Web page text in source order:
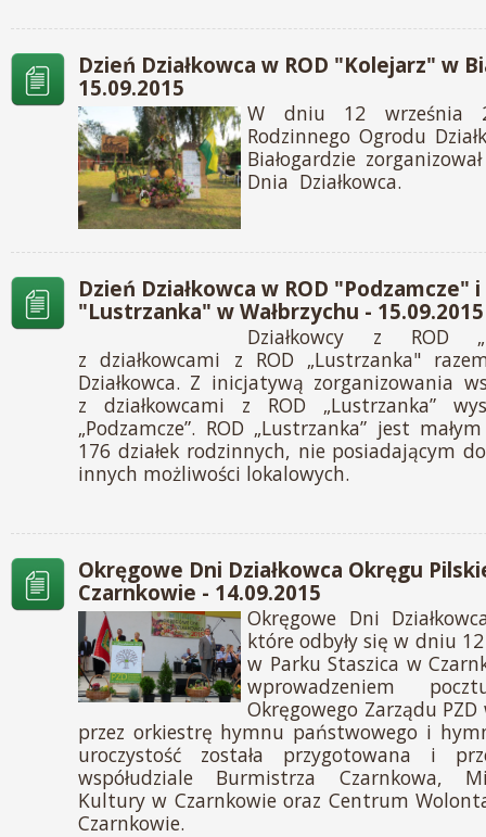
Dzień Działkowca w ROD "Kolejarz" w
15.09.2015
W dniu 12 września
Rodzinnego Ogrodu
Białogardzie
Dnia Działkowca.
Dzień Działkowca w ROD "Podzamcze" i
"Lustrzanka" w Wałbrzychu - 15.09.2015
Działkowcy z ROD
z działkowcami z ROD „Lustrzanka"
Działkowca. Z inicjatywą zorganizowania
z działkowcami z ROD „Lustrzanka”
„Podzamcze”. ROD „Lustrzanka” jest
176 działek rodzinnych, nie posiadającym
innych możliwości lokalowych.
Okręgowe Dni Działkowca Okręgu
Czarnkowie - 14.09.2015
Okręgowe Dni
które odbyły się w dniu
w Parku Staszica w
wprowadzeniem
Okręgowego Zarządu
przez orkiestrę hymnu państwowego i
uroczystość została przygotowana i
współudziale Burmistrza Czarnkowa,
Kultury w Czarnkowie oraz Centrum
Czarnkowie.